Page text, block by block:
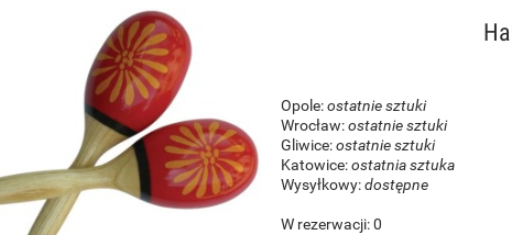
Opole:ostatnie sztuki
Wrocław:ostatnie sztuki
Gliwice:ostatnie sztuki
Katowice:ostatnia sztuka
Wysyłkowy:dostępne
W rezerwacji: 0